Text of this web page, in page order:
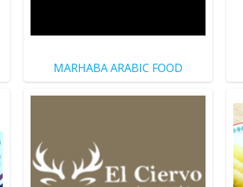
MARHABA ARABIC FOOD